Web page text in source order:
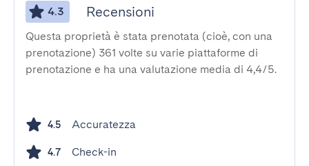
4.3 Recensioni
Questa proprietà è stata prenotata (cioè, con una
prenotazione) 361 volte su varie piattaforme di
prenotazione e ha una valutazione media di 4,4/5.
4.5 Accuratezza
4.7 Check-in